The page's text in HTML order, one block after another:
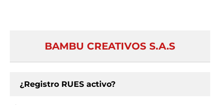
BAMBU CREATIVOS S.A.S
¿Registro RUES activo?